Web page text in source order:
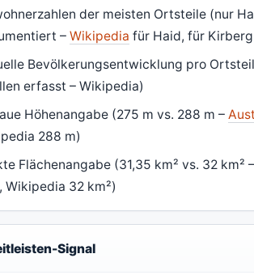
der meisten Ortsteile (nur
–Wikipedia für Haid, für
Bevölkerungsentwicklung pro
erfasst – Wikipedia)
Höhenangabe (275 m vs. 288 m –
288 m)
Flächenangabe (31,35 km² vs. 32 km²
Wikipedia 32 km²)
Signal